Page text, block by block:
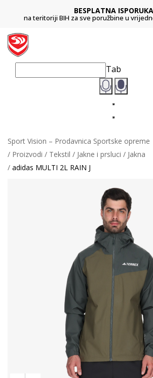
BESPLATNA ISPORUKA
na teritoriji BIH za sve poružbine u
Tab
Sport Vision – Prodavnica Sportske
Proizvodi
Tekstil Jakne i prsluci
Jakna
adidas MULTI 2L RAIN J